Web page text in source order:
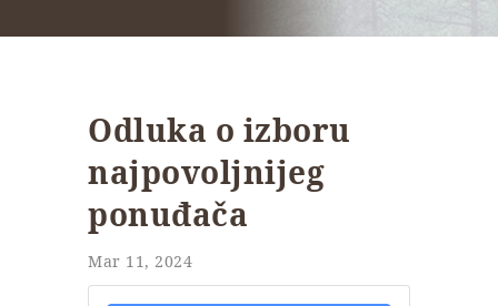
Odluka o izboru
najpovoljnijeg
ponuđača
Mar 11, 2024